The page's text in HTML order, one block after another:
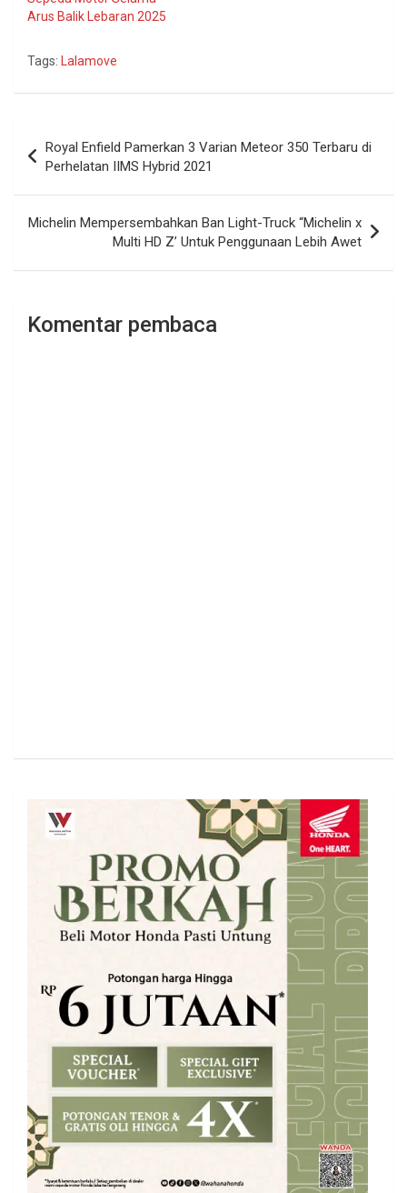
Arus Balik Lebaran 2025
Tags: Lalamove
pos
Royal Enfield Pamerkan 3 Varian Meteor 350 Terbaru di
Perhelatan IIMS Hybrid 2021
Michelin Mempersembahkan Ban Light-Truck “Michelin x
Multi HD Z’ Untuk Penggunaan Lebih Awet
Komentar pembaca